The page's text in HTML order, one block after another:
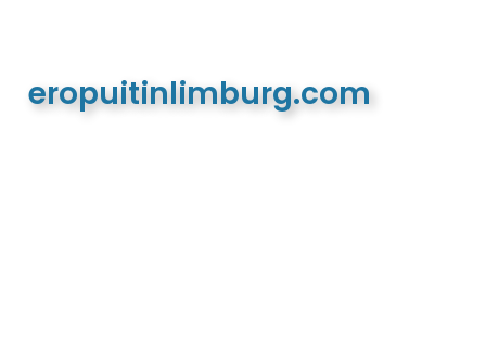
eropuitinlimburg.com